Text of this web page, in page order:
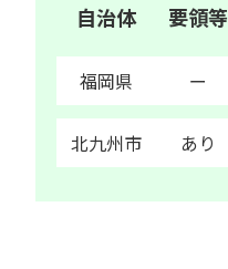
自治体 要領等
福岡県 ー
北九州市 あり